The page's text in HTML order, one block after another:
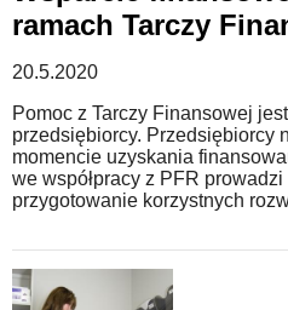
ramach Tarczy
20.5.2020
Pomoc z Tarczy Finansowej
przedsiębiorcy. Przedsiębiorcy
momencie uzyskania
we współpracy z PFR
przygotowanie korzystnych